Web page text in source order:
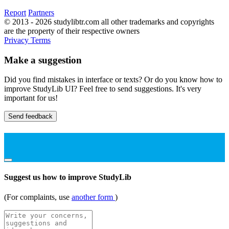
Report Partners
© 2013 - 2026 studylibtr.com all other trademarks and copyrights
are the property of their respective owners
Privacy Terms
Make a suggestion
Did you find mistakes in interface or texts? Or do you know how to
improve StudyLib UI? Feel free to send suggestions. It's very
important for us!
Send feedback
Suggest us how to improve StudyLib
(For complaints, use another form )